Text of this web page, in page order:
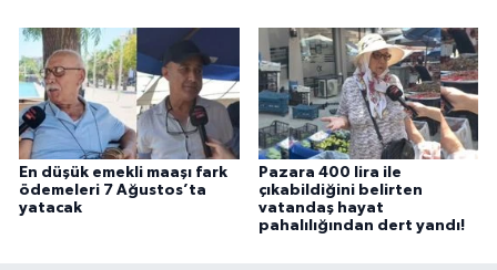
En düşük emekli maaşı fark
ödemeleri 7 Ağustos’ta
yatacak
Pazara 400 lira ile
çıkabildiğini belirten
vatandaş hayat
pahalılığından dert yandı!
KÜTAHYA
MANİSA
MUĞLA